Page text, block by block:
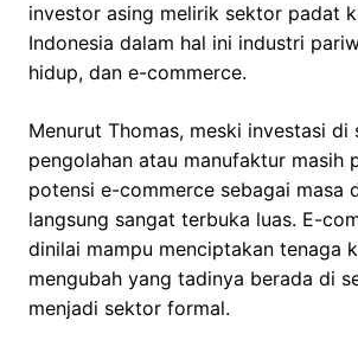
investor asing melirik sektor padat
Indonesia dalam hal ini industri
hidup, dan e-commerce.
Menurut Thomas, meski investasi di
pengolahan atau manufaktur masih
potensi e-commerce sebagai masa
langsung sangat terbuka luas. E-
dinilai mampu menciptakan tenaga
mengubah yang tadinya berada di
menjadi sektor formal.